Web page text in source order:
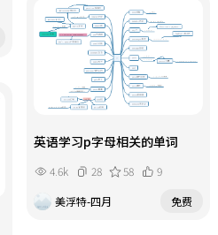
英语学习p字母相关的单词
4.6k 28 58
9
美浮特-四月
免费